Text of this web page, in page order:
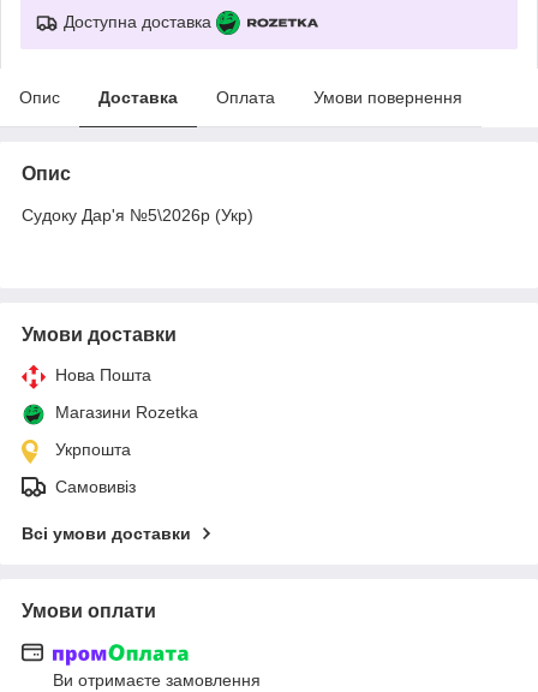
Доступна доставка
Опис Доставка Оплата Умови повернення
Опис
Судоку Дар'я №5\2026р (Укр)
Умови доставки
Нова Пошта
Магазини Rozetka
Укрпошта
Самовивіз
Всі умови доставки
Умови оплати
Ви отримаєте замовлення